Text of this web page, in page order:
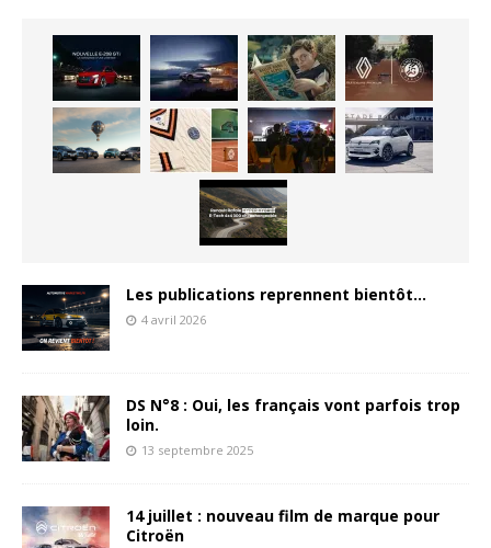
Les publications reprennent bientôt…
4 avril 2026
DS N°8 : Oui, les français vont parfois trop
loin.
13 septembre 2025
14 juillet : nouveau film de marque pour
Citroën